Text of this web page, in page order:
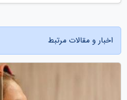
اخبار و مقالات مرتبط